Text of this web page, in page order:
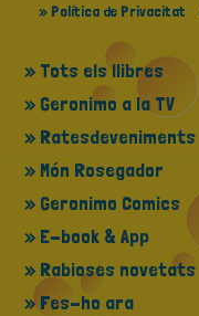
» Política de Privacitat
» Tots els llibres
» Geronimo a la TV
» Ratesdeveniments
» Món Rosegador
» Geronimo Comics
» E-book & App
» Rabioses novetats
» Fes-ho ara